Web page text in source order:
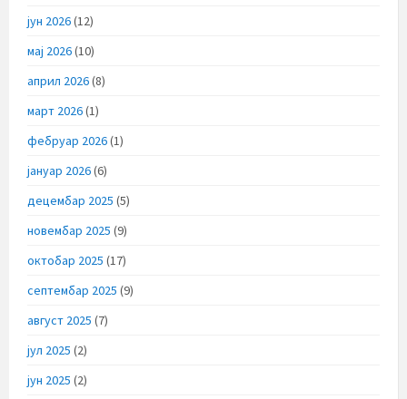
јун 2026(12)
мај 2026(10)
април 2026(8)
март 2026(1)
фебруар 2026(1)
јануар 2026(6)
децембар 2025 (5)
новембар 2025 (9)
октобар 2025 (17)
септембар 2025 (9)
август 2025 (7)
јул 2025 (2)
јун 2025 (2)